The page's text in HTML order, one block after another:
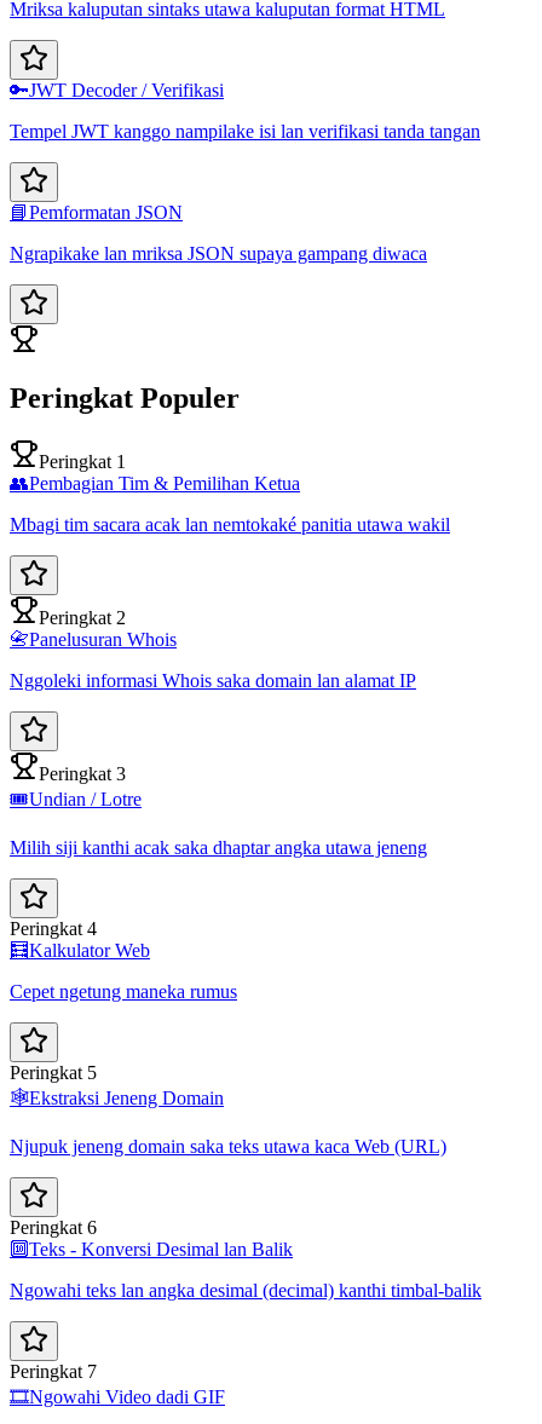
Mriksa kaluputan sintaks utawa kaluputan format HTML
🔑JWT Decoder / Verifikasi
Tempel JWT kanggo nampilake isi lan verifikasi tanda tangan
📘Pemformatan JSON
Ngrapikake lan mriksa JSON supaya gampang diwaca
Peringkat Populer
Peringkat 1
👥Pembagian Tim & Pemilihan Ketua
Mbagi tim sacara acak lan nemtokaké panitia utawa wakil
Peringkat 2
📇Panelusuran Whois
Nggoleki informasi Whois saka domain lan alamat IP
Peringkat 3
🎟️Undian / Lotre
Milih siji kanthi acak saka dhaptar angka utawa jeneng
Peringkat 4
🧮Kalkulator Web
Cepet ngetung maneka rumus
Peringkat 5
🕸️Ekstraksi Jeneng Domain
Njupuk jeneng domain saka teks utawa kaca Web (URL)
Peringkat 6
🔟Teks - Konversi Desimal lan Balik
Ngowahi teks lan angka desimal (decimal) kanthi timbal-balik
Peringkat 7
🎞️Ngowahi Video dadi GIF